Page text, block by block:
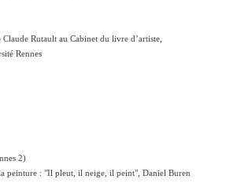
Rutault au Cabinet du livre dʼartiste,
Rennes
2)
peinture : "Il pleut, il neige, il peint", Daniel Buren